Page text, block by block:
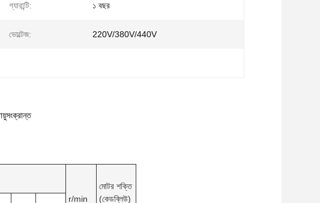
গ্যারান্টি: ১ বছর
ভোল্টেজ: 220V/380V/440V
r/min
মোটর শক্তি
(কেডব্লিউ)